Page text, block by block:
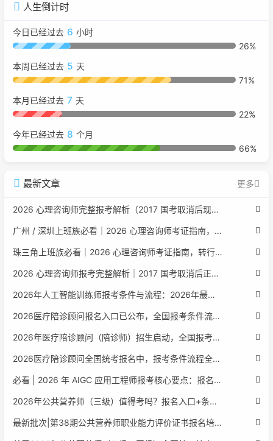
人生倒计时
今日已经过去 6 小时
26%
本周已经过去 5 天
71%
本月已经过去 7 天
22%
今年已经过去 8 个月
66%
最新文章 更多
2026 心理咨询师完整报考解析（2017 国考取消后现行权威体系 + 避坑全指南）
广州 / 深圳上班族必看｜2026 心理咨询师考证指南，转行副业、情绪疏导双收益
珠三角上班族必看｜2026 心理咨询师考证指南，转行副业、情绪疏导双收益
2026 心理咨询师报考完整解析｜2017 国考取消后正规报考标准、流程避坑指南
2026年人工智能训练师报考条件与流程：2026年最新官方要求全面解读
2026医疗陪诊顾问报名入口已公布，全国报考条件流程政策全解析
2026年医疗陪诊顾问（陪诊师）招生启动，全国报考指南附报名官网
2026医疗陪诊顾问全国统考报名中，报考条件流程全攻略附报名入口
必看 | 2026 年 AIGC 应用工程师报考核心要点：报名费用、官网可查、行业认可度、补考规则全盘点
2026年公共营养师（三级）值得考吗？报名入口+条件+证书用途
最新批次|第38期公共营养师职业能力评价证书报名培训通知